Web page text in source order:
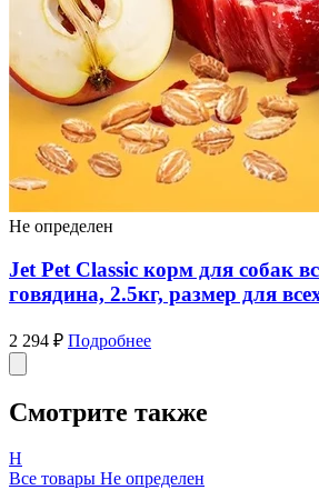
Не определен
Jet Pet Classic корм для собак
говядина, 2.5кг, размер для
2 294 ₽ Подробнее
Смотрите также
Н
Все товары Не определен